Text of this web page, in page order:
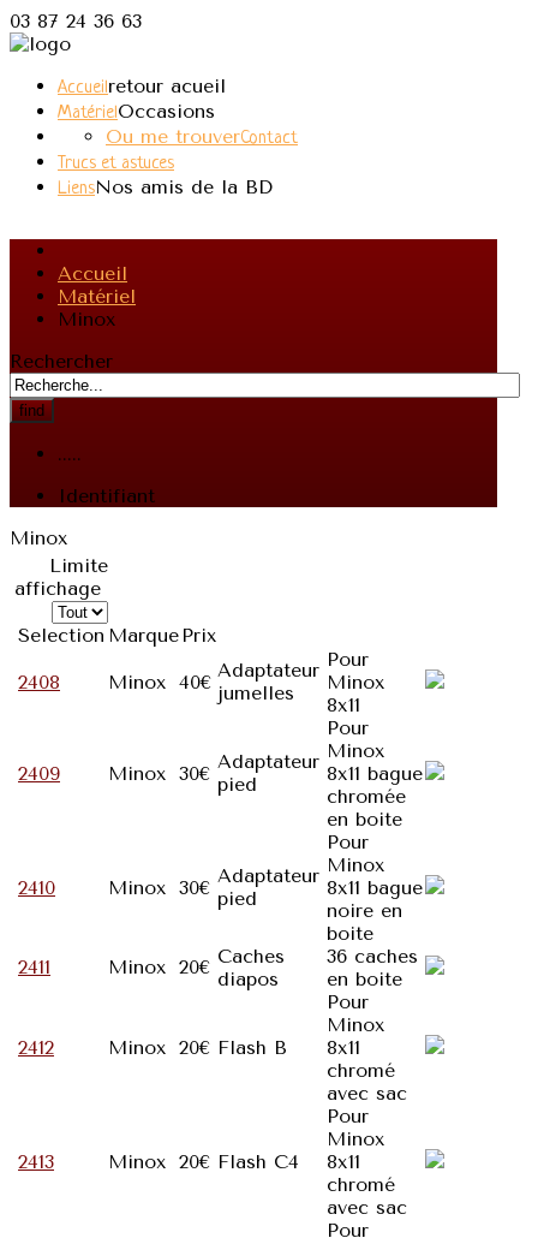
03 87 24 36 63
Accueilretour acueil
MatérielOccasions
Contact
Ou me trouver
Trucs et astuces
LiensNos amis de la BD
Accueil
Matériel
Minox
Rechercher
find
.....
Identifiant
Minox
Limite
affichage
Selection Marque Prix
2408 Minox 40€
Adaptateur
jumelles
Pour
Minox
8x11
2409 Minox 30€
Adaptateur
pied
Pour
Minox
8x11 bague
chromée
en boite
2410 Minox 30€
Adaptateur
pied
Pour
Minox
8x11 bague
noire en
boite
2411
Minox 20€ Caches
diapos
36 caches
en boite
2412 Minox 20€ Flash B
Pour
Minox
8x11
chromé
avec sac
2413 Minox 20€ Flash C4
Pour
Minox
8x11
chromé
avec sac
Pour